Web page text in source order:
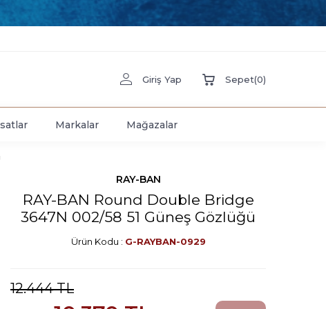
Giriş Yap Sepet(0)
Markalar Mağazalar
RAY-BAN
RAY-BAN Round Double Bridge
3647N 002/58 51 Güneş Gözlüğü
Ürün Kodu : G-RAYBAN-0929
12.444TL